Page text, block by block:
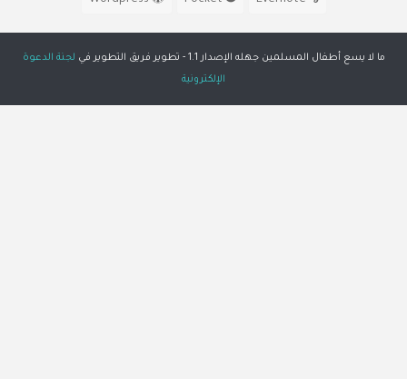
ما لا يسع أطفال المسلمين جهله الإصدار 1.1 - تطوير فريق التطوير في
لجنة الدعوة
الإلكترونية